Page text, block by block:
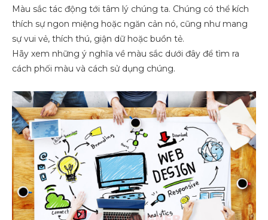
Màu sắc tác động tới tâm lý chúng ta. Chúng có thể kích
thích sự ngon miệng hoặc ngăn cản nó, cũng như mang
sự vui vẻ, thích thú, giận dữ hoặc buồn tẻ.
Hãy xem những ý nghĩa về màu sắc dưới đây để tìm ra
cách phối màu và cách sử dụng chúng.